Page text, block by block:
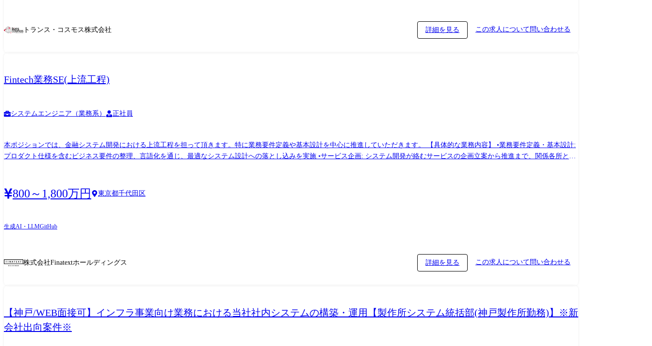
トランス・コスモス株式会社 詳細を見る この求人について問い合わせる
Fintech業務SE(上流工程)
システムエンジニア（業務系） 正社員
本ポジションでは、金融システム開発における上流工程を担って頂きます。特に業務要件定義や基本設計を中心に推進していただきます。 【具体的な業務内容】 •業務要件定義・基本設計:
プロダクト仕様を含むビジネス要件の整理、言語化を通じ、最適なシステム設計への落とし込みを実施 •サービス企画: システム開発が絡むサービスの企画立案から推進まで、関係各所との
800～1,800万円 東京都千代田区
生成AI・LLMGitHub
株式会社Finatextホールディングス 詳細を見る この求人について問い合わせる
【神戸/WEB面接可】インフラ事業向け業務における当社社内システムの構築・運用【製作所システム統括部(神戸製作所勤務)】※新
会社出向案件※